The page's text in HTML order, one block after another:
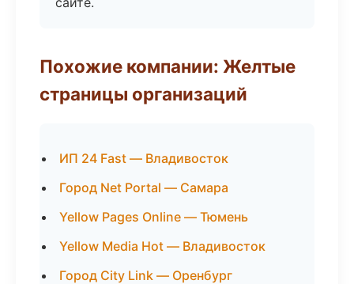
Похожие компании: Желтые
страницы организаций
ИП 24 Fast — Владивосток
Город Net Portal — Самара
Yellow Pages Online — Тюмень
Yellow Media Hot — Владивосток
Город City Link — Оренбург